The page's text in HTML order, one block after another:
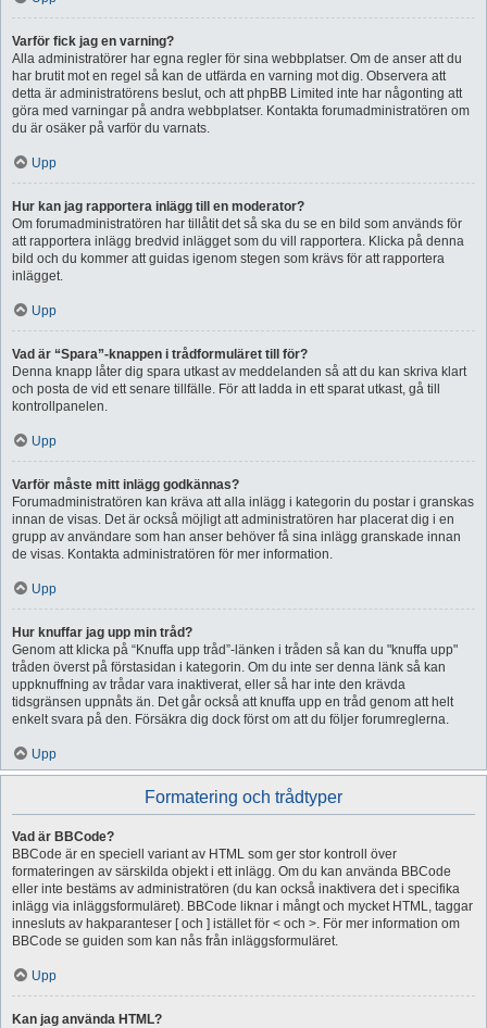
Varför fick jag en varning?
Alla administratörer har egna regler för sina webbplatser. Om de anser att du
har brutit mot en regel så kan de utfärda en varning mot dig. Observera att
detta är administratörens beslut, och att phpBB Limited inte har någonting att
göra med varningar på andra webbplatser. Kontakta forumadministratören om
du är osäker på varför du varnats.
Upp
Hur kan jag rapportera inlägg till en moderator?
Om forumadministratören har tillåtit det så ska du se en bild som används för
att rapportera inlägg bredvid inlägget som du vill rapportera. Klicka på denna
bild och du kommer att guidas igenom stegen som krävs för att rapportera
inlägget.
Upp
Vad är “Spara”-knappen i trådformuläret till för?
Denna knapp låter dig spara utkast av meddelanden så att du kan skriva klart
och posta de vid ett senare tillfälle. För att ladda in ett sparat utkast, gå till
kontrollpanelen.
Upp
Varför måste mitt inlägg godkännas?
Forumadministratören kan kräva att alla inlägg i kategorin du postar i granskas
innan de visas. Det är också möjligt att administratören har placerat dig i en
grupp av användare som han anser behöver få sina inlägg granskade innan
de visas. Kontakta administratören för mer information.
Upp
Hur knuffar jag upp min tråd?
Genom att klicka på “Knuffa upp tråd”-länken i tråden så kan du "knuffa upp"
tråden överst på förstasidan i kategorin. Om du inte ser denna länk så kan
uppknuffning av trådar vara inaktiverat, eller så har inte den krävda
tidsgränsen uppnåts än. Det går också att knuffa upp en tråd genom att helt
enkelt svara på den. Försäkra dig dock först om att du följer forumreglerna.
Upp
Formatering och trådtyper
Vad är BBCode?
BBCode är en speciell variant av HTML som ger stor kontroll över
formateringen av särskilda objekt i ett inlägg. Om du kan använda BBCode
eller inte bestäms av administratören (du kan också inaktivera det i specifika
inlägg via inläggsformuläret). BBCode liknar i mångt och mycket HTML, taggar
innesluts av hakparanteser [ och ] istället för < och >. För mer information om
BBCode se guiden som kan nås från inläggsformuläret.
Upp
Kan jag använda HTML?